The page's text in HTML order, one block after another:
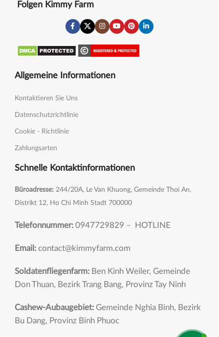
Folgen Kimmy Farm
Allgemeine Informationen
Kontaktieren Sie Uns
Datenschutzrichtlinie
Cookie - Richtlinie
Zahlungsarten
Schnelle Kontaktinformationen
Büroadresse: 244/20A, Le Van Khuong, Gemeinde Thoi An,
Distrikt 12, Ho Chi Minh Stadt 700000
Telefonnummer: 0947729829 – HOTLINE
Email: contact@kimmyfarm.com
Soldatenfliegenfarm: Ben Kinh Weiler, Gemeinde
Don Thuan, Bezirk Trang Bang, Provinz Tay Ninh
Cashew-Aubaugebiet: Gemeinde Nghia Binh, Bezirk
Bu Dang, Provinz Binh Phuoc